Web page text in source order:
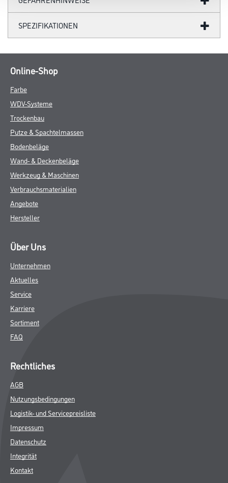
SPEZIFIKATIONEN
Online-Shop
Farbe
WDV-Systeme
Trockenbau
Putze & Spachtelmassen
Bodenbeläge
Wand- & Deckenbeläge
Werkzeug & Maschinen
Verbrauchsmaterialien
Angebote
Hersteller
Über Uns
Unternehmen
Aktuelles
Service
Karriere
Sortiment
FAQ
Rechtliches
AGB
Nutzungsbedingungen
Logistik- und Servicepreisliste
Impressum
Datenschutz
Integrität
Kontakt